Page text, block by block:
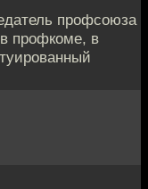
профсоюза
профкоме, в